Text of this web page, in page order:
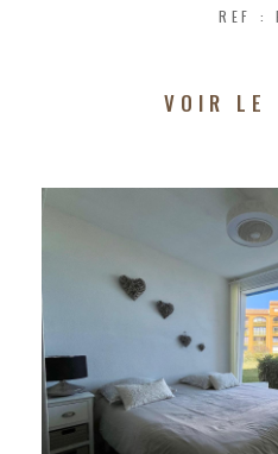
REF :
VOIR LE